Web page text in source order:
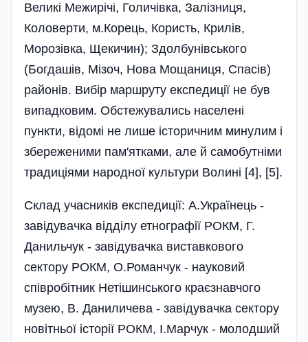
Великі Межирічі, Голичівка, Залізниця,
Коловерти, м.Корець, Користь, Крилів,
Морозівка, Щекичин); Здолбунівського
(Богдашів, Мізоч, Нова Мощаниця, Спасів)
районів. Вибір маршруту експедиції не був
випадковим. Обстежувались населені
пункти, відомі не лише історичним минулим і
збереженими пам'ятками, але й самобутніми
традиціями народної культури Волині [4], [5].
Склад учасників експедиції: А.Українець -
завідувачка відділу етнографії РОКМ, Г.
Данильчук - завідувачка виставкового
сектору РОКМ, О.Романчук - науковий
співробітник Нетішинського краєзнавчого
музею, В. Даниличева - завідувачка сектору
новітньої історії РОКМ, І.Марчук - молодший